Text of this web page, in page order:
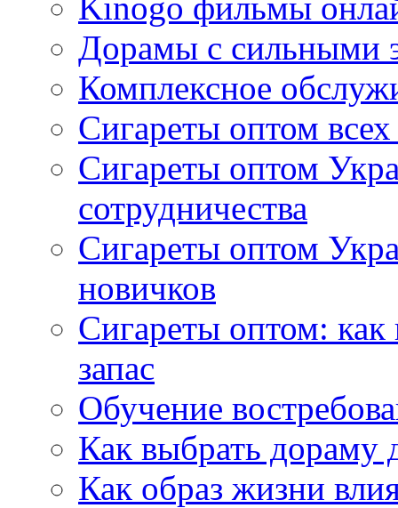
Дорамы с сильными
Комплексное
Сигареты оптом
Сигареты оптом
сотрудничества
Сигареты оптом
новичков
Сигареты оптом:
запас
Обучение
Как выбрать дораму
Как образ жизни